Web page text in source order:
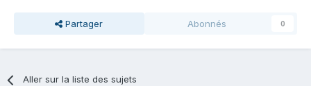
Partager Abonnés 0
Aller sur la liste des sujets